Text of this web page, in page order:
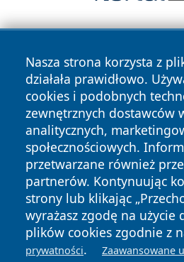
Nasza strona korzysta z
działała prawidłowo.
cookies i podobnych
zewnętrznych dostawców
analitycznych,
społecznościowych.
przetwarzane również
partnerów. Kontynuując
strony lub klikając
wyrażasz zgodę na użycie
plików cookies zgodnie z
prywatności. Zaawansowane
Copyright © 2026 leszczynski24.pl
zastrzeżone.
News Autorzy
Polityka
Prywatności